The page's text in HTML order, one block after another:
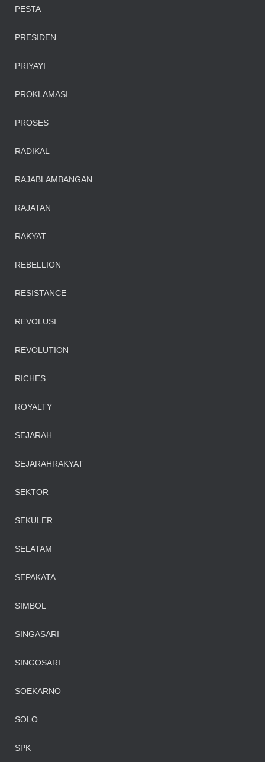
PESTA
PRESIDEN
PRIYAYI
PROKLAMASI
PROSES
RADIKAL
RAJABLAMBANGAN
RAJATAN
RAKYAT
REBELLION
RESISTANCE
REVOLUSI
REVOLUTION
RICHES
ROYALTY
SEJARAH
SEJARAHRAKYAT
SEKTOR
SEKULER
SELATAM
SEPAKATA
SIMBOL
SINGASARI
SINGOSARI
SOEKARNO
SOLO
SPK